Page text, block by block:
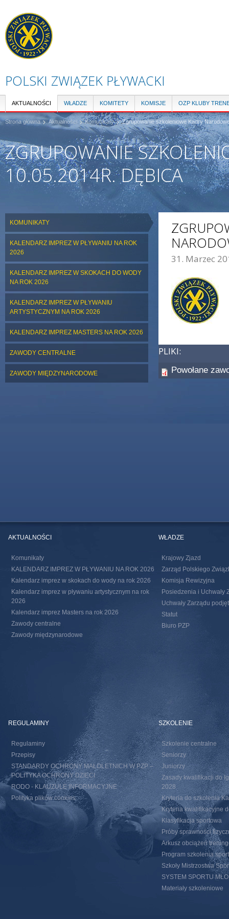
POLSKI ZWIĄZEK PŁYWACKI
AKTUALNOŚCI WŁADZE KOMITETY KOMISJE OZP KLUBY
Strona główna Aktualności Komunikaty Zgrupowanie szkoleniowe Kadry
ZGRUPOWANIE
10.05.2014R. DĘBICA
KOMUNIKATY
KALENDARZ IMPREZ W PŁYWANIU NA ROK
2026
KALENDARZ IMPREZ W SKOKACH DO WODY
NA ROK 2026
KALENDARZ IMPREZ W PŁYWANIU
ARTYSTYCZNYM NA ROK 2026
KALENDARZ IMPREZ MASTERS NA ROK 2026
ZAWODY CENTRALNE
ZAWODY MIĘDZYNARODOWE
31. Marzec
PLIKI:
Powołane
AKTUALNOŚCI
Komunikaty
KALENDARZ IMPREZ W PŁYWANIU NA ROK 2026
Kalendarz imprez w skokach do wody na rok 2026
Kalendarz imprez w pływaniu artystycznym na rok
2026
Kalendarz imprez Masters na rok 2026
Zawody centralne
Zawody międzynarodowe
WŁADZE
Krajowy Zjazd
Zarząd Polskiego
Komisja Rewizyjna
Posiedzenia i Uchwały
Uchwały Zarządu
Statut
Biuro PZP
REGULAMINY
Regulaminy
Przepisy
STANDARDY OCHRONY MAŁOLETNICH W PZP –
POLITYKA OCHRONY DZIECI
RODO - KLAUZULE INFORMACYJNE
Polityka plików cookies
SZKOLENIE
Szkolenie centralne
Seniorzy
Juniorzy
Zasady kwalifikacji do
2028
Kryteria do szkolenia
Kryteria kwalifikacyjne
Klasyfikacja sportowa
Próby sprawności
Arkusz obciążeń
Program szkolenia
Szkoły Mistrzostwa
SYSTEM SPORTU
Materiały szkoleniowe